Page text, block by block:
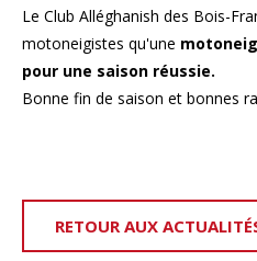
Le Club Alléghanish des Bois-
motoneigistes qu'une
pour une saison réussie.
Bonne fin de saison et bonnes
RETOUR AUX